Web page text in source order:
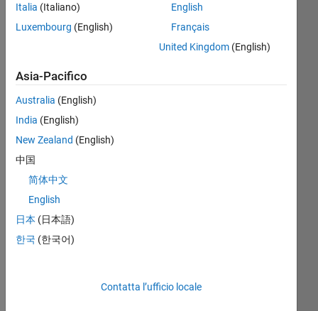
open
source
maker,
and
coffee
drinker.
Programming
Languages:
Python,
Javascript,
Italia (Italiano)
Luxembourg (English)
English
Français
United Kingdom(English)
Asia-Pacifico
Australia (English)
India (English)
New Zealand (English)
中国
简体中文
English
日本 (日本語)
한국 (한국어)
Contatta l’ufficio locale